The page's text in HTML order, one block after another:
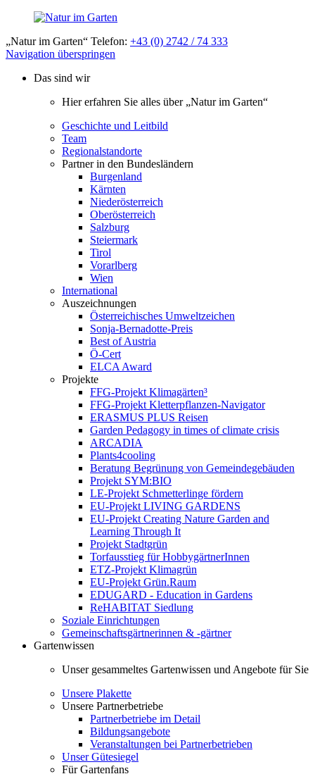
„Natur im Garten“ Telefon: +43 (0) 2742 / 74 333
Navigation überspringen
Das sind wir
Hier erfahren Sie alles über „Natur im Garten“
Geschichte und Leitbild
Team
Regionalstandorte
Partner in den Bundesländern
Burgenland
Kärnten
Niederösterreich
Oberösterreich
Salzburg
Steiermark
Tirol
Vorarlberg
Wien
International
Auszeichnungen
Österreichisches Umweltzeichen
Sonja-Bernadotte-Preis
Best of Austria
Ö-Cert
ELCA Award
Projekte
FFG-Projekt Klimagärten³
FFG-Projekt Kletterpflanzen-Navigator
ERASMUS PLUS Reisen
Garden Pedagogy in times of climate crisis
ARCADIA
Plants4cooling
Beratung Begrünung von Gemeindegebäuden
Projekt SYM:BIO
LE-Projekt Schmetterlinge fördern
EU-Projekt LIVING GARDENS
EU-Projekt Creating Nature Garden and
Learning Through It
Projekt Stadtgrün
Torfausstieg für HobbygärtnerInnen
ETZ-Projekt Klimagrün
EU-Projekt Grün.Raum
EDUGARD - Education in Gardens
ReHABITAT Siedlung
Soziale Einrichtungen
Gemeinschaftsgärtnerinnen & -gärtner
Gartenwissen
Unser gesammeltes Gartenwissen und Angebote für Sie
Unsere Plakette
Unsere Partnerbetriebe
Partnerbetriebe im Detail
Bildungsangebote
Veranstaltungen bei Partnerbetrieben
Unser Gütesiegel
Für Gartenfans